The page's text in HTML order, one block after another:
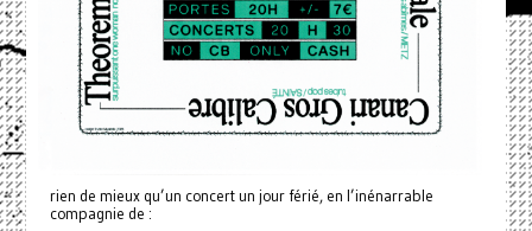
rien de mieux qu’un concert un jour férié, en l’inénarrable
compagnie de :